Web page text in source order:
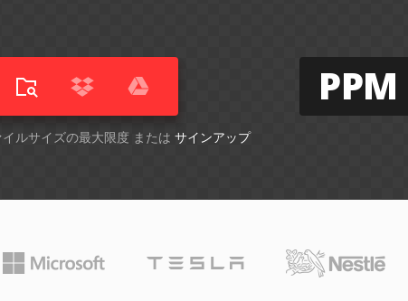
ルサイズの最大限度 または サインアップ
PPM